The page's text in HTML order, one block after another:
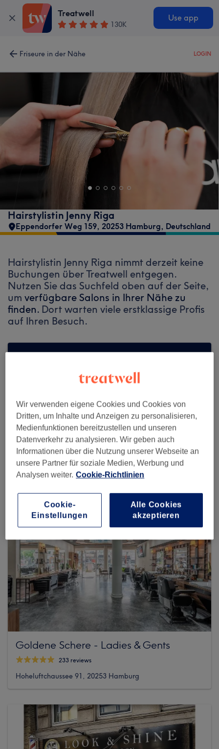
Treatwell
130K
Use app
Friseure in der Nähe LOGIN
Hairstylistin Jenny Riga
Eppendorfer Weg 159, 20253 Hamburg, Deutschland
Hairstylistin Jenny Riga nimmt derzeit keine
Buchungen über Treatwell entgegen.
Nutzen Sie das Suchfeld oben auf der Seite,
um verfügbare Salons in Ihrer Nähe zu
finden. Dort warten viele erstklassige Profis
auf Ihren Besuch.
Finde die besten Salons in deiner Nähe
Auf Treatwell finden
Mehr Salons anzeigen
Goldene Schere - Ladies & Gents
233 reviews
Hoheluftchaussee 91, 20253 Hamburg
Wir verwenden eigene Cookies und Cookies von
Dritten, um Inhalte und Anzeigen zu personalisieren,
Medienfunktionen bereitzustellen und unseren
Datenverkehr zu analysieren. Wir geben auch
Informationen über die Nutzung unserer Webseite an
unsere Partner für soziale Medien, Werbung und
Analysen weiter. Cookie-Richtlinien
Cookie-
Einstellungen
Alle Cookies
akzeptieren